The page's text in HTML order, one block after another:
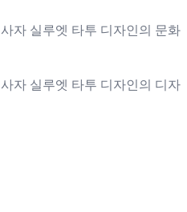
자 실루엣 타투 디자인의 문화
자 실루엣 타투 디자인의 디자